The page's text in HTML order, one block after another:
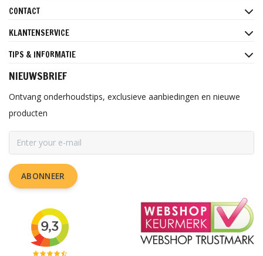
CONTACT
KLANTENSERVICE
TIPS & INFORMATIE
NIEUWSBRIEF
Ontvang onderhoudstips, exclusieve aanbiedingen en nieuwe
producten
ABONNEER